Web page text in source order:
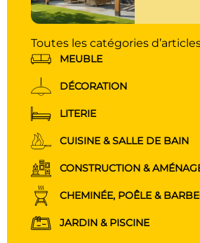
Toutes les catégories
MEUBLE
DÉCORATION
LITERIE
CUISINE & SALLE DE BAIN
CONSTRUCTION &
CHEMINÉE, POÊLE &
JARDIN & PISCINE